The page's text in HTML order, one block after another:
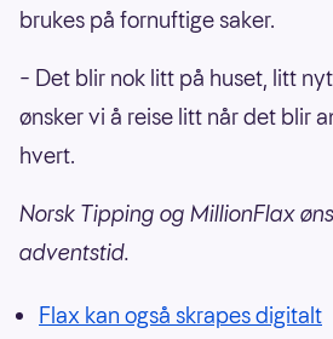
brukes på fornuftige saker.
– Det blir nok litt på huset, litt
ønsker vi å reise litt når det blir
hvert.
Norsk Tipping og MillionFlax
adventstid.
Flax kan også skrapes digitalt